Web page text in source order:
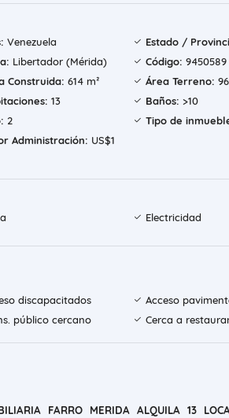
Venezuela Estado /
Libertador (Mérida) Código: 9450589
Construida: 614 m² Área Terreno:
13 Baños: >10
2 Tipo de
Administración: US$1
Electricidad
discapacitados Acceso
público cercano
Cerca a
FARRO MERIDA ALQUILA 13